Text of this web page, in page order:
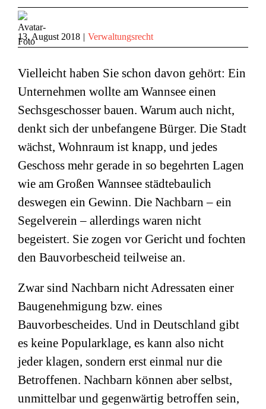
13. August 2018 | Verwaltungsrecht
Vielleicht haben Sie schon davon gehört: Ein
Unternehmen wollte am Wannsee einen
Sechsgeschosser bauen. Warum auch nicht,
denkt sich der unbefangene Bürger. Die Stadt
wächst, Wohnraum ist knapp, und jedes
Geschoss mehr gerade in so begehrten Lagen
wie am Großen Wannsee städtebaulich
deswegen ein Gewinn. Die Nachbarn – ein
Segelverein – allerdings waren nicht
begeistert. Sie zogen vor Gericht und fochten
den Bauvorbescheid teilweise an.
Zwar sind Nachbarn nicht Adressaten einer
Baugenehmigung bzw. eines
Bauvorbescheides. Und in Deutschland gibt
es keine Popularklage, es kann also nicht
jeder klagen, sondern erst einmal nur die
Betroffenen. Nachbarn können aber selbst,
unmittelbar und gegenwärtig betroffen sein,